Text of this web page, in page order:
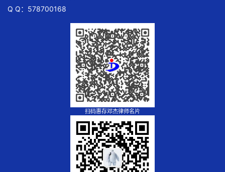
Q Q：578700168
扫码惠存邓杰律师名片